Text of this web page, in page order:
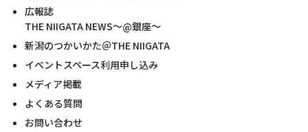
広報誌
THE NIIGATA NEWS～@銀座～
新潟のつかいかた＠THE NIIGATA
イベントスペース利用申し込み
メディア掲載
よくある質問
お問い合わせ